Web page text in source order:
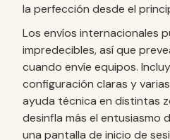
la perfección desde el
Los envíos internacionales
impredecibles, así que
cuando envíe equipos.
configuración claras y
ayuda técnica en distintas
desinfla más el entusiasmo
una pantalla de inicio de